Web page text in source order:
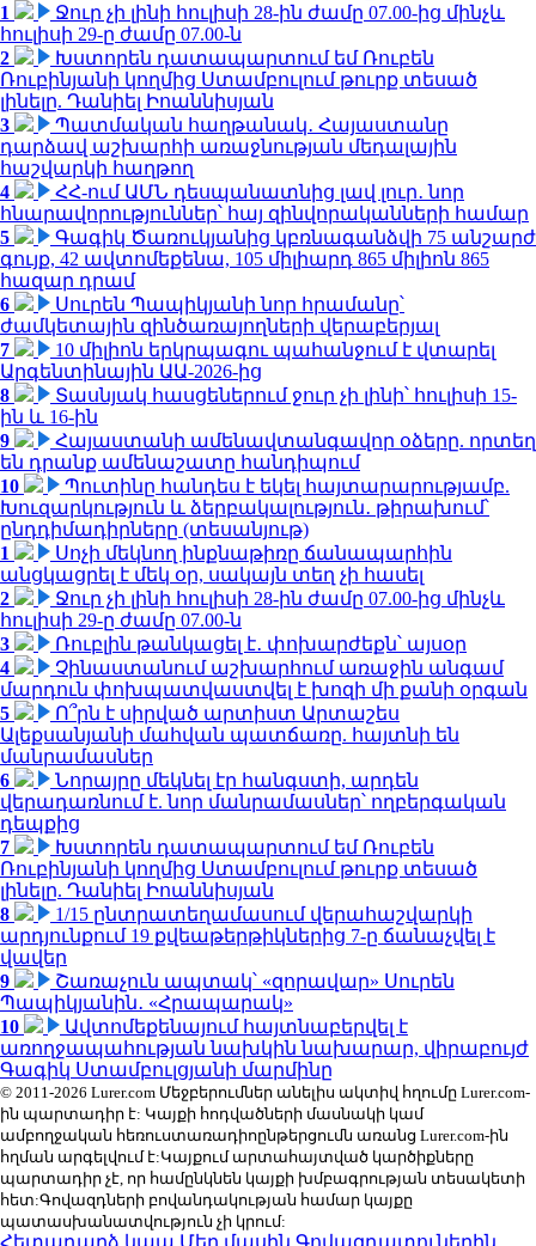
1
Ջուր չի լինի հուլիսի 28-ին ժամը 07.00-ից մինչև
հուլիսի 29-ը ժամը 07.00-ն
2
Խստորեն դատապարտում եմ Ռուբեն
Ռուբինյանի կողմից Ստամբուլում թուրք տեսած
լինելը. Դանիել Իոաննիսյան
3
Պատմական հաղթանակ․ Հայաստանը
դարձավ աշխարհի առաջնության մեդալային
հաշվարկի հաղթող
4
ՀՀ-ում ԱՄՆ դեսպանատնից լավ լուր․ նոր
հնարավորություններ՝ հայ զինվորականների համար
5
Գագիկ Ծառուկյանից կբռնագանձվի 75 անշարժ
գույք, 42 ավտոմեքենա, 105 միլիարդ 865 միլիոն 865
հազար դրամ
6
Սուրեն Պապիկյանի նոր հրամանը՝
ժամկետային զինծառայողների վերաբերյալ
7
10 միլիոն երկրպագու պահանջում է վտարել
Արգենտինային ԱԱ-2026-ից
8
Տասնյակ հասցեներում ջուր չի լինի՝ հուլիսի 15-
ին և 16-ին
9
Հայաստանի ամենավտանգավոր օձերը. որտեղ
են դրանք ամենաշատը հանդիպում
10
Պուտինը հանդես է եկել հայտարարությամբ.
Խուզարկություն և ձերբակալություն․ թիրախում՝
ընդդիմադիրները (տեսանյութ)
1
Սոչի մեկնող ինքնաթիռը ճանապարհին
անցկացրել է մեկ օր, սակայն տեղ չի հասել
2
Ջուր չի լինի հուլիսի 28-ին ժամը 07.00-ից մինչև
հուլիսի 29-ը ժամը 07.00-ն
3
Ռուբլին թանկացել է․ փոխարժեքն՝ այսօր
4
Չինաստանում աշխարհում առաջին անգամ
մարդուն փոխպատվաստվել է խոզի մի քանի օրգան
5
Ո՞րն է սիրված արտիստ Արտաշես
Ալեքսանյանի մահվան պատճառը. հայտնի են
մանրամասներ
6
Նորայրը մեկնել էր հանգստի, արդեն
վերադառնում է. նոր մանրամասներ՝ ողբերգական
դեպքից
7
Խստորեն դատապարտում եմ Ռուբեն
Ռուբինյանի կողմից Ստամբուլում թուրք տեսած
լինելը. Դանիել Իոաննիսյան
8
1/15 ընտրատեղամասում վերահաշվարկի
արդյունքում 19 քվեաթերթիկներից 7-ը ճանաչվել է
վավեր
9
Շառաչուն ապտակ՝ «զորավար» Սուրեն
Պապիկյանին․ «Հրապարակ»
10
Ավտոմեքենայում հայտնաբերվել է
առողջապահության նախկին նախարար, վիրաբույժ
Գագիկ Ստամբուլցյանի մարմինը
© 2011-2026 Lurer.com Մեջբերումներ անելիս ակտիվ հղումը Lurer.com-
ին պարտադիր է: Կայքի հոդվածների մասնակի կամ
ամբողջական հեռուստառադիոընթերցումն առանց Lurer.com-ին
հղման արգելվում է:Կայքում արտահայտված կարծիքները
պարտադիր չէ, որ համընկնեն կայքի խմբագրության տեսակետի
հետ:Գովազդների բովանդակության համար կայքը
պատասխանատվություն չի կրում:
Հետադարձ կապ Մեր մասին Գովազդատուներին